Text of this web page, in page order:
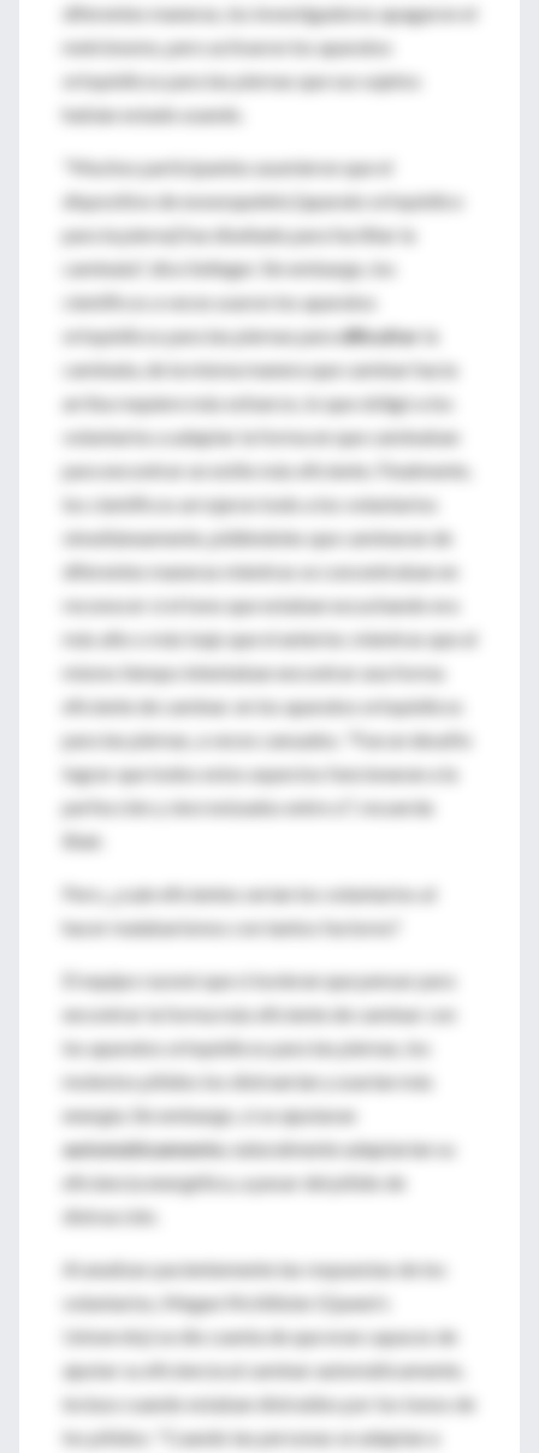
diferentes maneras, los investigadores apagaron el
metrónomo, pero activaron los aparatos
ortopédicos para las piernas que sus sujetos
habían estado usando.
"Muchos participantes asumieron que el
dispositivo de exoesqueleto [aparato ortopédico
para la pierna] fue diseñado para facilitar la
caminata", dice Selinger. Sin embargo, los
científicos a veces usaron los aparatos
ortopédicos para las piernas paradificultar
caminata, de la misma manera que caminar hacia
arriba requiere más esfuerzo, lo que obligó a los
voluntarios a adaptar la forma en que caminaban
para encontrar un estilo más eficiente. Finalmente,
los científicos arrojaron todo a los voluntarios
simultáneamente, pidiéndoles que caminaran de
diferentes maneras mientras se concentraban en
reconocer si el tono que estaban escuchando era
más alto o más bajo que el anterior, mientras que al
mismo tiempo intentaban encontrar una forma
eficiente de caminar. en los aparatos ortopédicos
para las piernas, a veces cansados. "Fue un desafío
lograr que todos estos aspectos funcionaran a la
perfección y sincronizados entre sí", recuerda
Blair.
Pero, ¿cuán eficientes serían los voluntarios al
hacer malabarismos con tantos factores?
El equipo razonó que si tuvieran que pensar para
encontrar la forma más eficiente de caminar con
los aparatos ortopédicos para las piernas, los
molestos pitidos los distraerían y usarían más
energía. Sin embargo, si se ajustaran
automáticamente, naturalmente adaptarían su
eficiencia energética, a pesar del pitido de
distracción.
Al analizar pacientemente las respuestas de los
voluntarios, Megan McAllister (Queen's
University) se dio cuenta de que eran capaces de
ajustar su eficiencia al caminar automáticamente,
incluso cuando estaban distraídos por los tonos de
los pitidos: "Cuando las personas se adaptan a